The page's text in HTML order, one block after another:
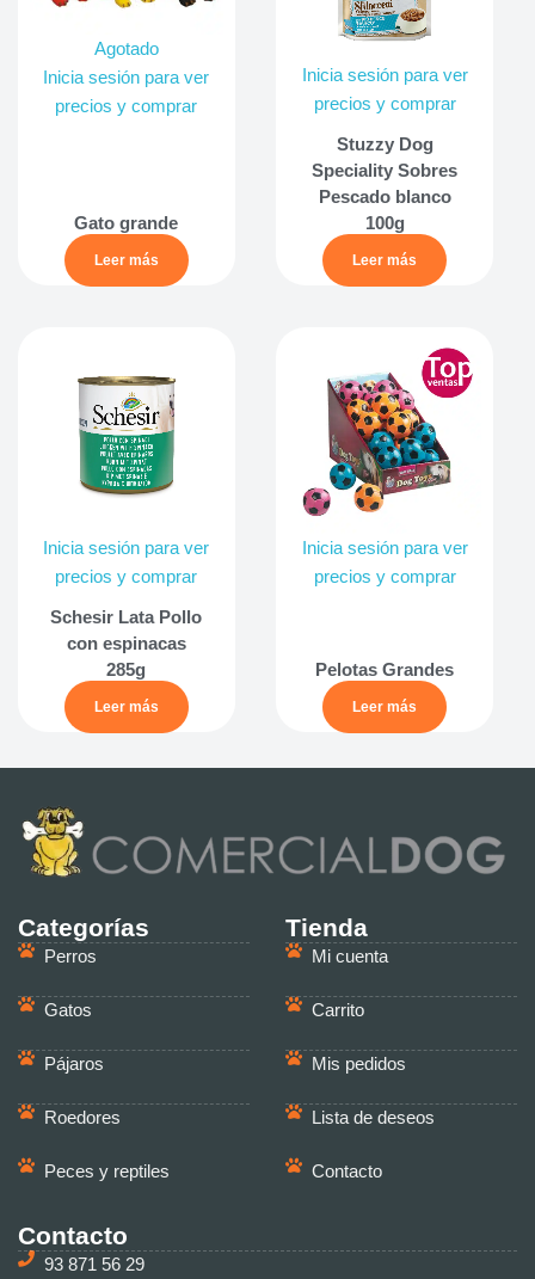
Agotado
Inicia sesión para ver
precios y comprar
Gato grande
Leer más
Inicia sesión para ver
precios y comprar
Stuzzy Dog
Speciality Sobres
Pescado blanco
100g
Leer más
Inicia sesión para ver
precios y comprar
Schesir Lata Pollo
con espinacas
285g
Leer más
Inicia sesión para ver
precios y comprar
Pelotas Grandes
Leer más
Categorías
Perros
Gatos
Pájaros
Roedores
Peces y reptiles
Tienda
Mi cuenta
Carrito
Mis pedidos
Lista de deseos
Contacto
Contacto
93 871 56 29